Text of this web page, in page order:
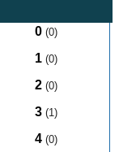
0 (0)
1 (0)
2 (0)
3 (1)
4 (0)